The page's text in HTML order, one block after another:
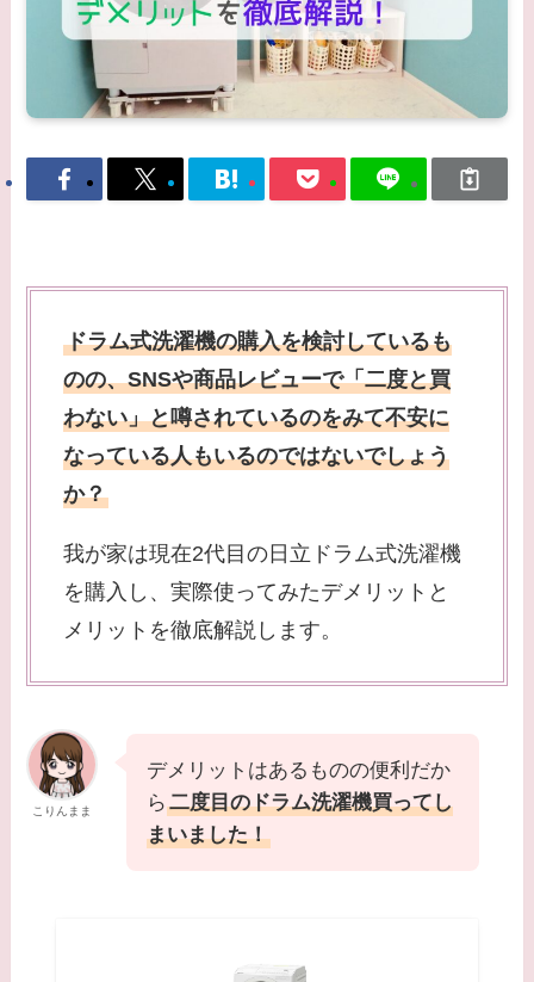
ドラム式洗濯機の購入を検討しているも
のの、SNSや商品レビューで「二度と買
わない」と噂されているのをみて不安に
なっている人もいるのではないでしょう
か？
我が家は現在2代目の日立ドラム式洗濯機
を購入し、実際使ってみたデメリットと
メリットを徹底解説します。
こりんまま
デメリットはあるものの便利だか
ら二度目のドラム洗濯機買ってし
まいました！